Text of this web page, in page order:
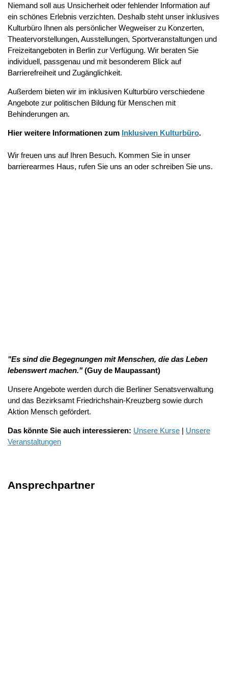
Niemand soll aus Unsicherheit oder fehlender Information auf
ein schönes Erlebnis verzichten. Deshalb steht unser inklusives
Kulturbüro Ihnen als persönlicher Wegweiser zu Konzerten,
Theatervorstellungen, Ausstellungen, Sportveranstaltungen und
Freizeitangeboten in Berlin zur Verfügung. Wir beraten Sie
individuell, passgenau und mit besonderem Blick auf
Barrierefreiheit und Zugänglichkeit.
Außerdem bieten wir im inklusiven Kulturbüro verschiedene
Angebote zur politischen Bildung für Menschen mit
Behinderungen an.
Hier weitere Informationen zum Inklusiven Kulturbüro.
Wir freuen uns auf Ihren Besuch. Kommen Sie in unser
barrierearmes Haus, rufen Sie uns an oder schreiben Sie uns.
"Es sind die Begegnungen mit Menschen, die das Leben
lebenswert machen."(Guy de Maupassant)
Unsere Angebote werden durch die Berliner Senatsverwaltung
und das Bezirksamt Friedrichshain-Kreuzberg sowie durch
Aktion Mensch gefördert.
Das könnte Sie auch interessieren: Unsere Kurse | Unsere
Veranstaltungen
Ansprechpartner